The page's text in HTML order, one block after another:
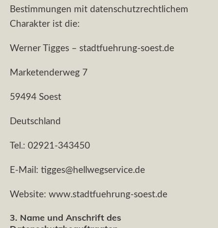
Bestimmungen mit datenschutzrechtlichem
Charakter ist die:
Werner Tigges – stadtfuehrung-soest.de
Marketenderweg 7
59494 Soest
Deutschland
Tel.: 02921-343450
E-Mail: tigges@hellwegservice.de
Website: www.stadtfuehrung-soest.de
3. Name und Anschrift des